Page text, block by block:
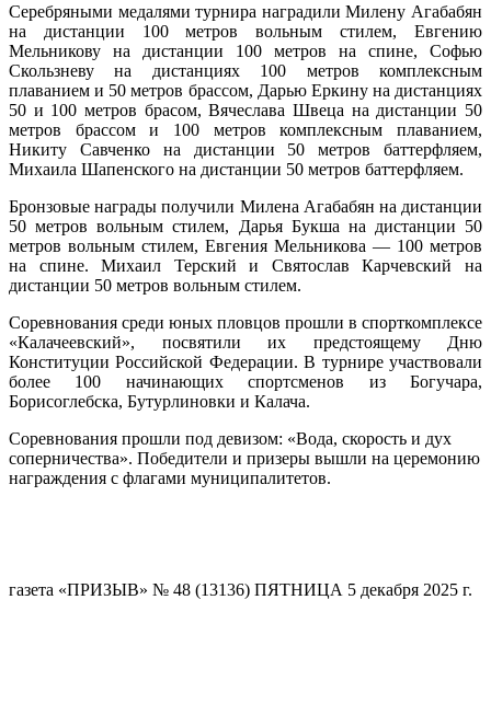
Серебряными медалями турнира наградили Милену Агабабян
на дистанции 100 метров вольным стилем, Евгению
Мельникову на дистанции 100 метров на спине, Софью
Скользневу на дистанциях 100 метров комплексным
плаванием и 50 метров брассом, Дарью Еркину на дистанциях
50 и 100 метров брасом, Вячеслава Швеца на дистанции 50
метров брассом и 100 метров комплексным плаванием,
Никиту Савченко на дистанции 50 метров баттерфляем,
Михаила Шапенского на дистанции 50 метров баттерфляем.
Бронзовые награды получили Милена Агабабян на дистанции
50 метров вольным стилем, Дарья Букша на дистанции 50
метров вольным стилем, Евгения Мельникова — 100 метров
на спине. Михаил Терский и Святослав Карчевский на
дистанции 50 метров вольным стилем.
Соревнования среди юных пловцов прошли в спорткомплексе
«Калачеевский», посвятили их предстоящему Дню
Конституции Российской Федерации. В турнире участвовали
более 100 начинающих спортсменов из Богучара,
Борисоглебска, Бутурлиновки и Калача.
Соревнования прошли под девизом: «Вода, скорость и дух
соперничества». Победители и призеры вышли на церемонию
награждения с флагами муниципалитетов.
газета «ПРИЗЫВ» № 48 (13136) ПЯТНИЦА 5 декабря 2025 г.